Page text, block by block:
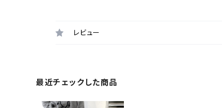
レビュー
最近チェックした商品